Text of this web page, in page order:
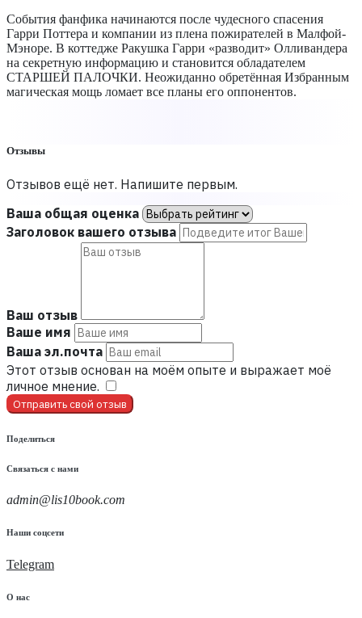
События фанфика начинаются после чудесного спасения
Гарри Поттера и компании из плена пожирателей в Малфой-
Мэноре. В коттедже Ракушка Гарри «разводит» Олливандера
на секретную информацию и становится обладателем
СТАРШЕЙ ПАЛОЧКИ. Неожиданно обретённая Избранным
магическая мощь ломает все планы его оппонентов.
Отзывы
Отзывов ещё нет. Напишите первым.
Ваша общая оценка
Заголовок вашего отзыва
Ваш отзыв
Ваше имя
Ваша эл.почта
Этот отзыв основан на моём опыте и выражает моё
личное мнение.
Отправить свой отзыв
Поделиться
Связаться с нами
admin@lis10book.com
Наши соцсети
Telegram
О нас